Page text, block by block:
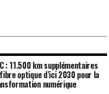
: 11.500 km supplémentaires
optique d’ici 2030 pour la
numérique